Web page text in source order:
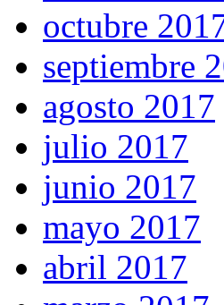
octubre
septiembre
agosto 2017
julio 2017
junio 2017
mayo 2017
abril 2017